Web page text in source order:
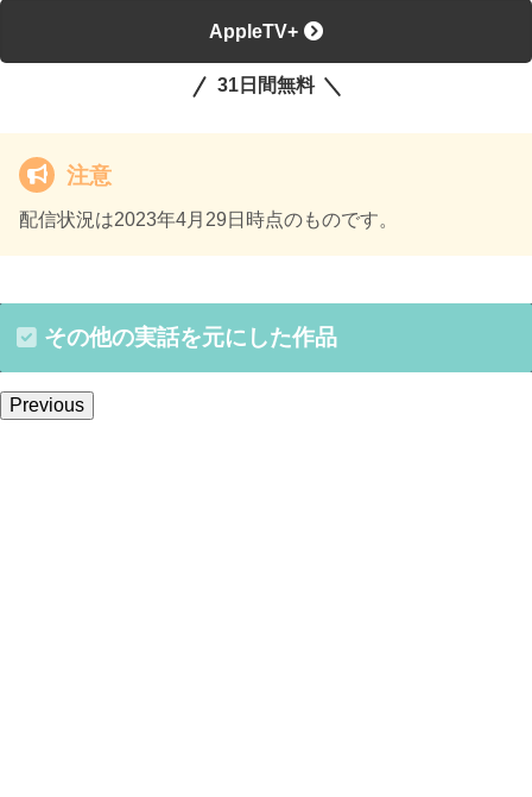
AppleTV+
31日間無料
注意
配信状況は2023年4月29日時点のものです。
その他の実話を元にした作品
Previous